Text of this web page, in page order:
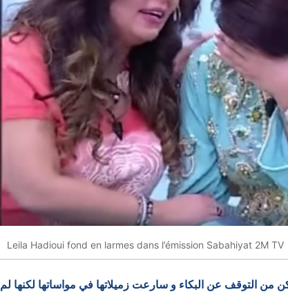
Leila Hadioui fond en larmes dans l’émission Sabahiyat 2M TV
من التوقف عن البكاء و سارعت زميلاتها في مواساتها لكنها لم